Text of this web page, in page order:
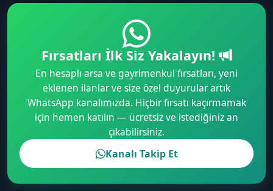
Fırsatları İlk Siz Yakalayın!
En hesaplı arsa ve gayrimenkul fırsatları, yeni
eklenen ilanlar ve size özel duyurular artık
WhatsApp kanalımızda. Hiçbir fırsatı kaçırmamak
için hemen katılın — ücretsiz ve istediğiniz an
çıkabilirsiniz.
Kanalı Takip Et